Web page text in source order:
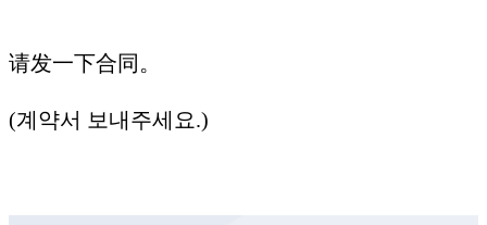
请发一下合同。
(계약서 보내주세요.)